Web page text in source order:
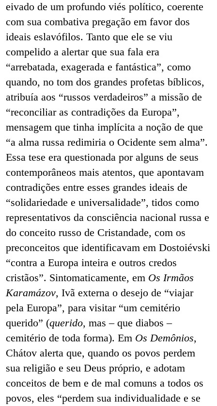
eivado de um profundo viés político, coerente
com sua combativa pregação em favor dos
ideais eslavófilos. Tanto que ele se viu
compelido a alertar que sua fala era
“arrebatada, exagerada e fantástica”, como
quando, no tom dos grandes profetas bíblicos,
atribuía aos “russos verdadeiros” a missão de
“reconciliar as contradições da Europa”,
mensagem que tinha implícita a noção de que
“a alma russa redimiria o Ocidente sem alma”.
Essa tese era questionada por alguns de seus
contemporâneos mais atentos, que apontavam
contradições entre esses grandes ideais de
“solidariedade e universalidade”, tidos como
representativos da consciência nacional russa e
do conceito russo de Cristandade, com os
preconceitos que identificavam em Dostoiévski
“contra a Europa inteira e outros credos
cristãos”. Sintomaticamente, em Os Irmãos
Karamázov, Ivã externa o desejo de “viajar
pela Europa”, para visitar “um cemitério
querido” (querido, mas – que diabos –
cemitério de toda forma). Em Os Demônios,
Chátov alerta que, quando os povos perdem
sua religião e seu Deus próprio, e adotam
conceitos de bem e de mal comuns a todos os
povos, eles “perdem sua individualidade e se